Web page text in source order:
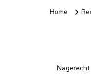
Home
Nagerecht